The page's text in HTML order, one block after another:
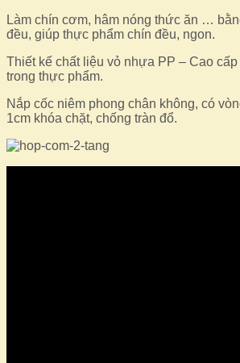
Làm chín cơm, hâm nóng thức ăn …
đều, giúp thực phẩm chín đều, ngon.
Thiết kế chất liệu vỏ nhựa PP – Cao
trong thực phẩm.
Nắp cốc niêm phong chân không, có
1cm khóa chặt, chống tràn đổ.